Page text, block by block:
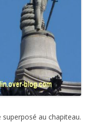
au chapiteau.